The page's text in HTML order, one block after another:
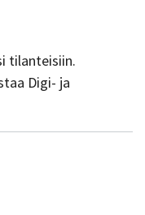
tilanteisiin.
Digi- ja